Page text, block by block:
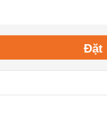
Đặt